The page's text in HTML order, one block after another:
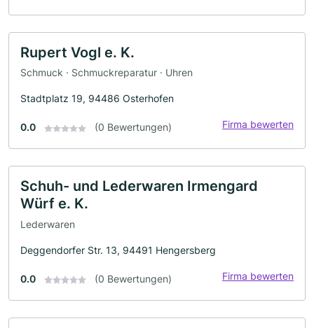
Rupert Vogl e. K.
Schmuck · Schmuckreparatur · Uhren
Stadtplatz 19, 94486 Osterhofen
0.0 (0 Bewertungen) Firma bewerten
Schuh- und Lederwaren Irmengard
Würf e. K.
Lederwaren
Deggendorfer Str. 13, 94491 Hengersberg
0.0 (0 Bewertungen) Firma bewerten